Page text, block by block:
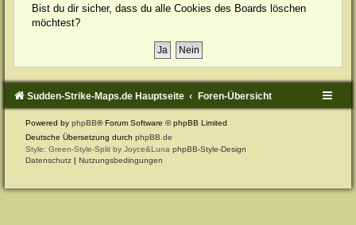
Bist du dir sicher, dass du alle Cookies des Boards löschen
möchtest?
Sudden-Strike-Maps.de Hauptseite Foren-Übersicht
Powered byphpBB® Forum Software © phpBB Limited
Deutsche Übersetzung durchphpBB.de
Style: Green-Style-Split by Joyce&LunaphpBB-Style-Design
Datenschutz |Nutzungsbedingungen